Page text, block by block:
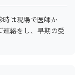
時は現場で医師か
連絡をし、早期の受